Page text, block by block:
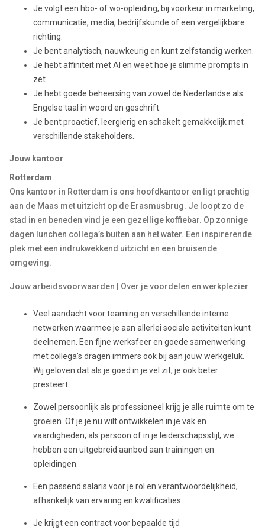
Je volgt een hbo- of wo-opleiding, bij voorkeur in marketing,
communicatie, media, bedrijfskunde of een vergelijkbare
richting.
Je bent analytisch, nauwkeurig en kunt zelfstandig werken.
Je hebt affiniteit met AI en weet hoe je slimme prompts in
zet.
Je hebt goede beheersing van zowel de Nederlandse als
Engelse taal in woord en geschrift.
Je bent proactief, leergierig en schakelt gemakkelijk met
verschillende stakeholders.
Jouw kantoor
Rotterdam
Ons kantoor in Rotterdam is ons hoofdkantoor en ligt prachtig
aan de Maas met uitzicht op de Erasmusbrug. Je loopt zo de
stad in en beneden vind je een gezellige koffiebar. Op zonnige
dagen lunchen collega’s buiten aan het water. Een inspirerende
plek met een indrukwekkend uitzicht en een bruisende
omgeving.
Jouw arbeidsvoorwaarden | Over je voordelen en werkplezier
Veel aandacht voor teaming en verschillende interne
netwerken waarmee je aan allerlei sociale activiteiten kunt
deelnemen. Een fijne werksfeer en goede samenwerking
met collega’s dragen immers ook bij aan jouw werkgeluk.
Wij geloven dat als je goed in je vel zit, je ook beter
presteert.
Zowel persoonlijk als professioneel krijg je alle ruimte om te
groeien. Of je je nu wilt ontwikkelen in je vak en
vaardigheden, als persoon of in je leiderschapsstijl, we
hebben een uitgebreid aanbod aan trainingen en
opleidingen.
Een passend salaris voor je rol en verantwoordelijkheid,
afhankelijk van ervaring en kwalificaties.
Je krijgt een contract voor bepaalde tijd